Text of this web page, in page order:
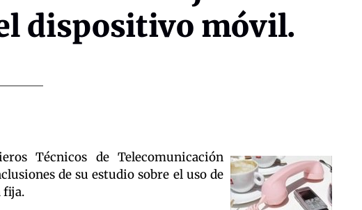
dispositivo móvil.
Técnicos de Telecomunicación
de su estudio sobre el uso de
fija.